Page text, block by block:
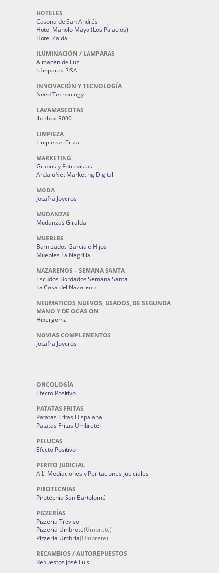
HOTELES
Casona de San Andrés
Hotel Manolo Mayo (Los Palacios)
Hotel Zaida
ILUMINACIÓN / LAMPARAS
Almacén de Luz
Lámparas PISA
INNOVACIÓN Y TECNOLOGÍA
Need Technology
LAVAMASCOTAS
Iberbox 3000
LIMPIEZA
Limpiezas Criza
MARKETING
Grupos y Entrevistas
AndaluNet Marketing Digital
MODA
Jocafra Joyeros
MUDANZAS
Mudanzas Giralda
MUEBLES
Barnizados García e Hijos
Muebles La Negrilla
NAZARENOS – SEMANA SANTA
Escudos Bordados Semana Santa
La Casa del Nazareno
NEUMATICOS NUEVOS, USADOS, DE SEGUNDA
MANO Y DE OCASION
Hipergoma
NOVIAS COMPLEMENTOS
Jocafra Joyeros
ONCOLOGÍA
Efecto Positivo
PATATAS FRITAS
Patatas Fritas Hispalana
Patatas Fritas Umbrete
PELUCAS
Efecto Positivo
PERITO JUDICIAL
A.L. Mediaciones y Peritaciones Judiciales
PIROTECNIAS
Pirotecnia San Bartolomé
PIZZERÍAS
Pizzería Treviso
Pizzería Umbrete(Umbrete)
Pizzería Umbría(Umbrete)
RECAMBIOS / AUTOREPUESTOS
Repuestos José Luis